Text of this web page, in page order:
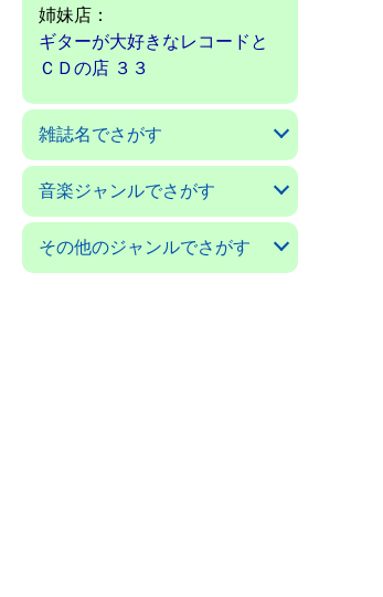
姉妹店：
ギターが大好きなレコードと
ＣＤの店 ３３
雑誌名でさがす
アコースティックギターマガ
ギターマガジン
ギターミュージック(新掘)
現代ギター
ゴールドワックス
サウンド＆レコーディングマ
サウンドデザイナー
サックス＆ブラス・マガジン
ザ・ディグ
ジャズライフ
スイングジャーナル
ストレンジ・デイズ
ダウンビート
バーン
パセオフラメンコ
PCミュージック
プレイヤー
ベースマガジン
ミュージックマガジン
ヤングギター
リズム＆ドラムマガジン
レコード・コレクターズ
ロッキング・オン
ロッキング・オン・ジャパン
音楽ジャンルでさがす
クラシックギターの本
フラメンコとスペインの本
アコギの本
ジャズの本
音楽の本
その他のジャンルでさがす